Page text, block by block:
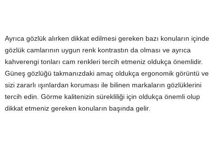
Ayrıca gözlük alırken dikkat edilmesi gereken bazı konuların içinde
gözlük camlarının uygun renk kontrastın da olması ve ayrıca
kahverengi tonları cam renkleri tercih etmeniz oldukça önemlidir.
Güneş gözlüğü takmanızdaki amaç oldukça ergonomik görüntü ve
sizi zararlı ışınlardan koruması ile bilinen markaların gözlüklerini
tercih edin. Görme kalitenizin sürekliliği için oldukça önemli olup
dikkat etmeniz gereken konuların başında gelir.